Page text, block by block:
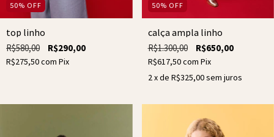
50% OFF
top linho
R$580,00 R$290,00
R$275,50com Pix
50% OFF
calça ampla linho
R$1.300,00 R$650,00
R$617,50com Pix
2x de R$325,00sem juros